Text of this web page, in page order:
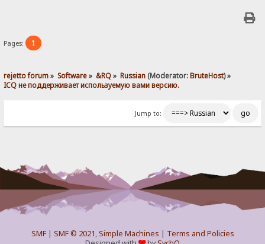
Pages: 1
rejetto forum» Software» &RQ» Russian (Moderator:BruteHost) »
ICQ не поддерживает используемую вами версию.
Jump to:
SMF| SMF © 2021,Simple Machines | Terms and Policies